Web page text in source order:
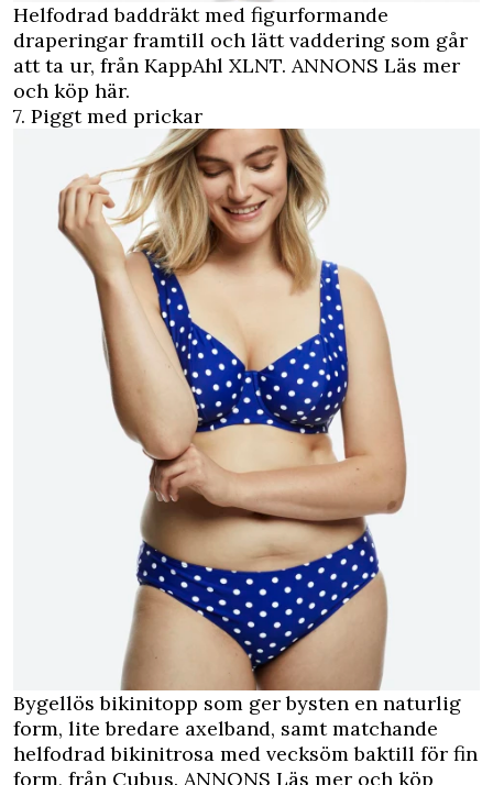
Helfodrad baddräkt med figurformande
draperingar framtill och lätt vaddering som går
att ta ur, från KappAhl XLNT. ANNONS Läs mer
och köp här.
7. Piggt med prickar
Bygellös bikinitopp som ger bysten en naturlig
form, lite bredare axelband, samt matchande
helfodrad bikinitrosa med vecksöm baktill för fin
form, från Cubus. ANNONS Läs mer och köp